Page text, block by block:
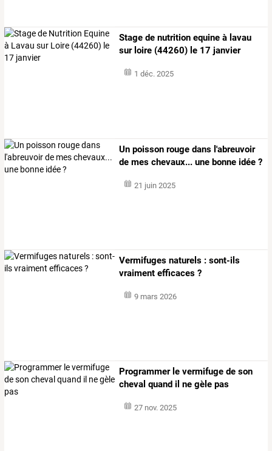
Stage de nutrition equine à lavau
sur loire (44260) le 17 janvier
1 déc. 2025
Un poisson rouge dans l'abreuvoir
de mes chevaux... une bonne idée ?
21 juin 2025
Vermifuges naturels : sont-ils
vraiment efficaces ?
9 mars 2026
Programmer le vermifuge de son
cheval quand il ne gèle pas
27 nov. 2025